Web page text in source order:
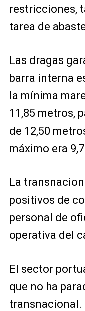
restricciones,
tarea de
Las dragas
barra interna
la mínima
11,85 metros,
de 12,50
máximo era
La
positivos de
personal de
operativa del
El sector
que no ha
transnacional.